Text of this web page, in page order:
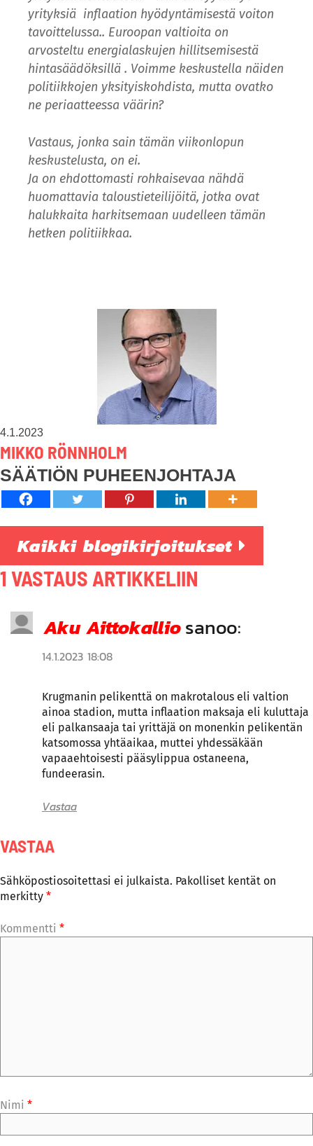
yrityksiä inflaation hyödyntämisestä voiton
tavoittelussa.. Euroopan valtioita on
arvosteltu energialaskujen hillitsemisestä
hintasäädöksillä . Voimme keskustella näiden
politiikkojen yksityiskohdista, mutta ovatko
ne periaatteessa väärin?
Vastaus, jonka sain tämän viikonlopun
keskustelusta, on ei.
Ja on ehdottomasti rohkaisevaa nähdä
huomattavia taloustieteilijöitä, jotka ovat
halukkaita harkitsemaan uudelleen tämän
hetken politiikkaa.
4.1.2023
MIKKO RÖNNHOLM
SÄÄTIÖN PUHEENJOHTAJA
Kaikki blogikirjoitukset
1 VASTAUS ARTIKKELIIN
Aku Aittokalliosanoo:
14.1.2023 18:08
Krugmanin pelikenttä on makrotalous eli valtion
ainoa stadion, mutta inflaation maksaja eli kuluttaja
eli palkansaaja tai yrittäjä on monenkin pelikentän
katsomossa yhtäaikaa, muttei yhdessäkään
vapaaehtoisesti pääsylippua ostaneena,
fundeerasin.
Vastaa
VASTAA
Sähköpostiosoitettasi ei julkaista. Pakolliset kentät on
merkitty *
Kommentti *
Nimi *